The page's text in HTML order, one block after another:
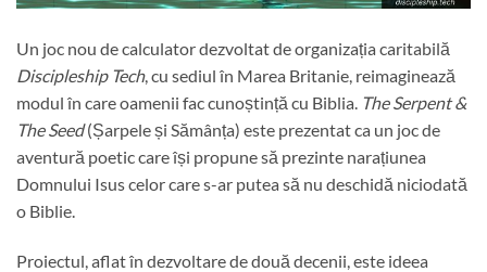
Un joc nou de calculator dezvoltat de organizația caritabilă
Discipleship Tech, cu sediul în Marea Britanie, reimaginează
modul în care oamenii fac cunoștință cu Biblia. The Serpent &
The Seed(Șarpele și Sămânța) este prezentat ca un joc de
aventură poetic care își propune să prezinte narațiunea
Domnului Isus celor care s-ar putea să nu deschidă niciodată
o Biblie.
Proiectul, aflat în dezvoltare de două decenii, este ideea